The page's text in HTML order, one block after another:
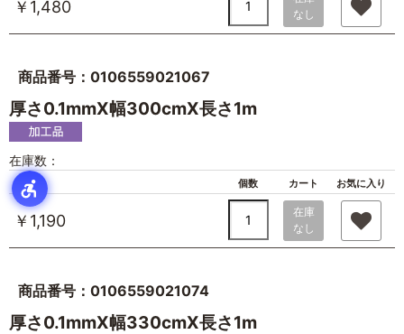
￥1,480
なし
商品番号：0106559021067
厚さ0.1mmX幅300cmX長さ1m
在庫数：
単価 個数 カート お気に入り
￥1,190
在庫
なし
商品番号：0106559021074
厚さ0.1mmX幅330cmX長さ1m